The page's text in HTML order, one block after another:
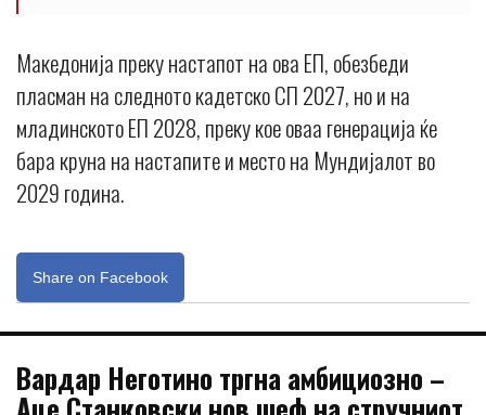
Македонија преку настапот на ова ЕП, обезбеди
пласман на следното кадетско СП 2027, но и на
младинското ЕП 2028, преку кое оваа генерација ќе
бара круна на настапите и место на Мундијалот во
2029 година.
Share on Facebook
Вардар Неготино тргна амбициозно –